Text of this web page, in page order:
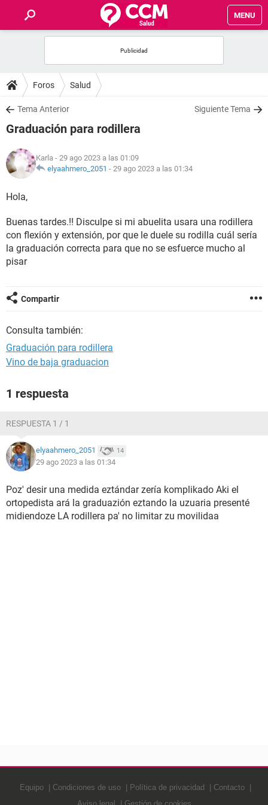
MENU
FOROS
SALUD
NUTRICIÓN
BIENESTAR
SEXUALIDAD
GLOSARIO
Foros Salud
Tema Anterior Siguiente Tema
Graduación para rodillera
Karla - 29 ago 2023 a las 01:09
elyaahmero_2051 - 29 ago 2023 a las 01:34
Hola,
Buenas tardes.!! Disculpe si mi abuelita usara una rodillera
con flexión y extensión, por que le duele su rodilla cuál sería
la graduación correcta para que no se esfuerce mucho al
pisar
Compartir
Consulta también:
Graduación para rodillera
Vino de baja graduacion
1 respuesta
RESPUESTA 1 / 1
elyaahmero_2051 14
29 ago 2023 a las 01:34
Poz' desir una medida eztándar zería komplikado Aki el
ortopedista ará la graduazión eztando la uzuaria presenté
midiendoze LA rodillera pa' no limitar zu movilidaa
Equipo Condiciones de uso Política de privacidad
Contacto